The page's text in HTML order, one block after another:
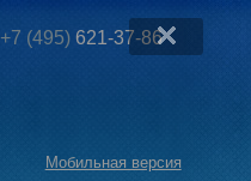
+7 (495) 621-37-86
Мобильная версия